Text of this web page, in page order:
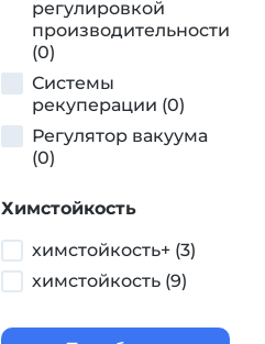
регулировкой
производительности
(0)
Системы
рекуперации (0)
Регулятор вакуума
(0)
Химстойкость
химстойкость+ (3)
химстойкость (9)